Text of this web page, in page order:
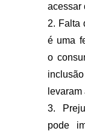
acessar
2. Falta
é uma
o
3.
pode